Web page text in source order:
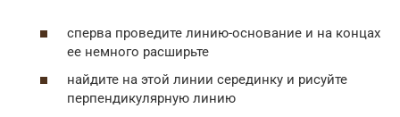
сперва проведите линию-основание и на концах
ее немного расширьте
найдите на этой линии серединку и рисуйте
перпендикулярную линию